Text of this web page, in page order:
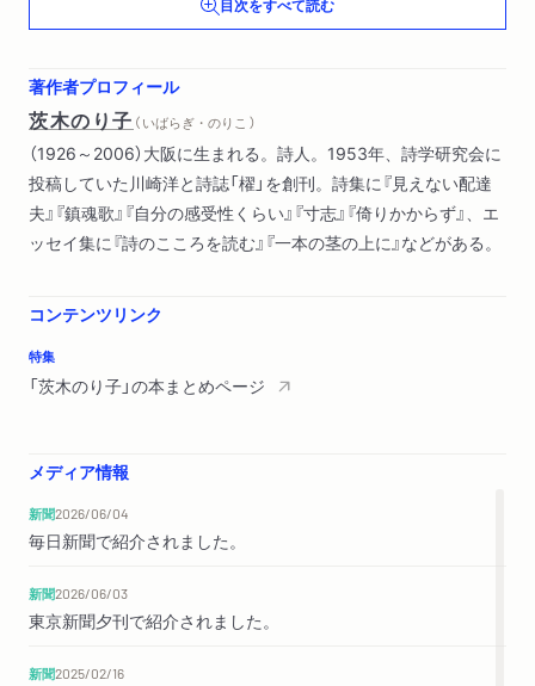
ピカソのぎょろ目
マザー・テレサの瞳
水の星
ある一行
球を蹴る人
草
行方不明の時間
目次をすべて読む
著作者プロフィール
茨木のり子 （ いばらぎ・のりこ ）
（1926～2006）大阪に生まれる。詩人。1953年、詩学研究会に
投稿していた川崎洋と詩誌「櫂」を創刊。詩集に『見えない配達
夫』『鎮魂歌』『自分の感受性くらい』『寸志』『倚りかからず』、エ
ッセイ集に『詩のこころを読む』『一本の茎の上に』などがある。
コンテンツリンク
特集
「茨木のり子」の本まとめページ
メディア情報
新聞2026/06/04
毎日新聞で紹介されました。
新聞2026/06/03
東京新聞夕刊で紹介されました。
新聞2025/02/16